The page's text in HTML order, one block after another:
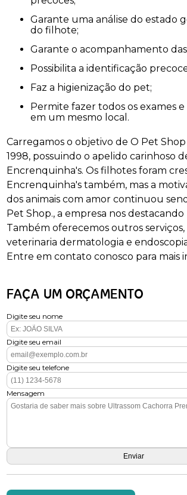
Garante uma análise do estado geral de saúde
do filhote;
Garante o acompanhamento
Possibilita a identificação
Faz a higienização do pet;
Permite fazer todos os exames e procedimentos
em um mesmo local.
Carregamos o objetivo de O Pet
1998, possuindo o apelido carinhoso
Encrenquinha's. Os filhotes foram
Encrenquinha's também, mas a
dos animais com amor continuou
Pet Shop., a empresa nos
Também oferecemos outros serviços,
veterinaria dermatologia e
Entre em contato conosco para mais
FAÇA UM ORÇAMENTO
Digite seu nome
Digite seu email
Digite seu telefone
Mensagem